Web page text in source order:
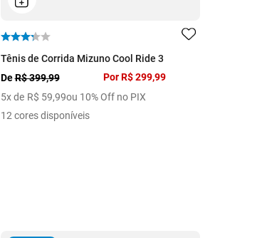
Tênis de Corrida Mizuno Cool Ride 3
DeR$ 399,99
5x de R$ 59,99ou 10% Off no PIX
Por R$ 299,99
12 cores disponíveis